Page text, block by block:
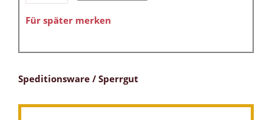
Für später merken
Speditionsware / Sperrgut